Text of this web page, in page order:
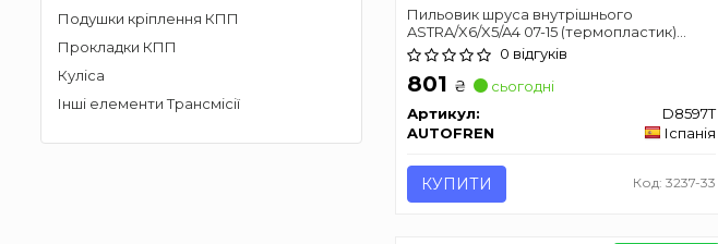
Подушки кріплення КПП
Прокладки КПП
Куліса
Інші елементи Трансмісії
Пильовик шруса внутрішнього
ASTRA/X6/X5/A4 07-15 (термопластик)
AUTOFREN SEINSA D8597T
0 відгуків
801 ₴
сьогодні
Артикул:
D8597T
AUTOFREN
Іспанія
КУПИТИ Код: 3237-33